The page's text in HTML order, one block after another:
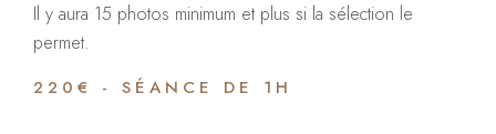
Il y aura 15 photos minimum et plus si la sélection le
permet.
220€ - SÉANCE DE 1H